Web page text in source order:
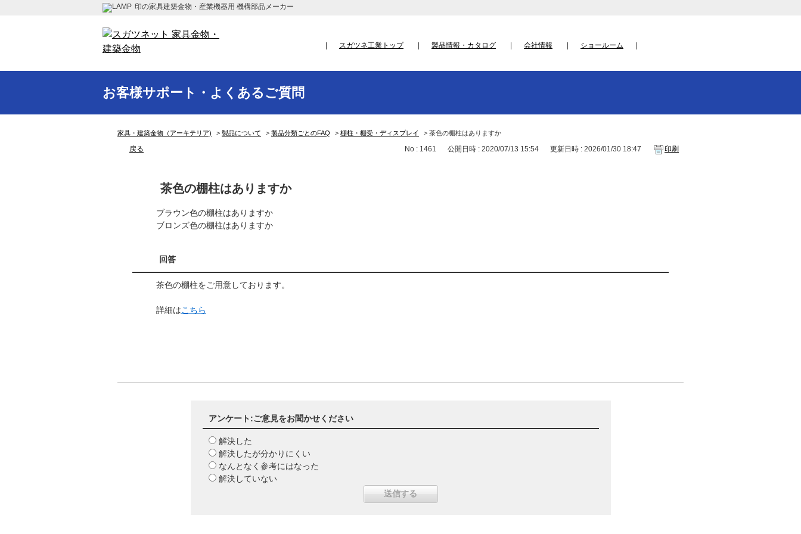
印の家具建築金物・産業機器用 機構部品メーカー
スガツネ工業トップ 製品情報・カタログ 会社情報 ショールーム
お客様サポート・よくあるご質問
家具・建築金物（アーキテリア) > 製品について > 製品分類ごとのFAQ > 棚柱・棚受・ディスプレイ > 茶色の棚柱はありますか
戻る No : 1461 公開日時 : 2020/07/13 15:54 更新日時 : 2026/01/30 18:47 印刷
茶色の棚柱はありますか
ブラウン色の棚柱はありますか
ブロンズ色の棚柱はありますか
回答
茶色の棚柱をご用意しております。
詳細はこちら
アンケート:ご意見をお聞かせください
解決した
解決したが分かりにくい
なんとなく参考にはなった
解決していない